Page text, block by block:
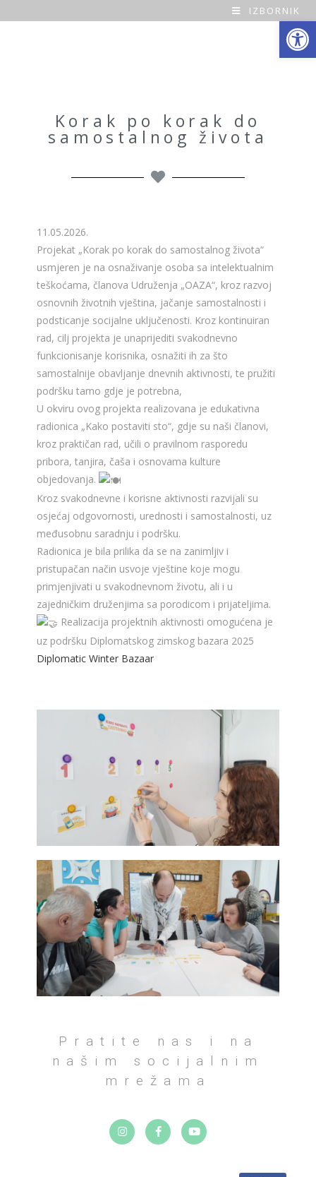
Open toolbar
O
IZBORNIK
Korak po korak do
samostalnog života
11.05.2026.
Projekat „Korak po korak do samostalnog života“
usmjeren je na osnaživanje osoba sa intelektualnim
teškoćama, članova Udruženja „OAZA“, kroz razvoj
osnovnih životnih vještina, jačanje samostalnosti i
podsticanje socijalne uključenosti. Kroz kontinuiran
rad, cilj projekta je unaprijediti svakodnevno
funkcionisanje korisnika, osnažiti ih za što
samostalnije obavljanje dnevnih aktivnosti, te pružiti
podršku tamo gdje je potrebna,
U okviru ovog projekta realizovana je edukativna
radionica „Kako postaviti sto“, gdje su naši članovi,
kroz praktičan rad, učili o pravilnom rasporedu
pribora, tanjira, čaša i osnovama kulture
objedovanja.
Kroz svakodnevne i korisne aktivnosti razvijali su
osjećaj odgovornosti, urednosti i samostalnosti, uz
međusobnu saradnju i podršku.
Radionica je bila prilika da se na zanimljiv i
pristupačan način usvoje vještine koje mogu
primjenjivati u svakodnevnom životu, ali i u
zajedničkim druženjima sa porodicom i prijateljima.
Realizacija projektnih aktivnosti omogućena je
uz podršku Diplomatskog zimskog bazara 2025
Diplomatic Winter Bazaar
Pratite nas i na
našim socijalnim
mrežama